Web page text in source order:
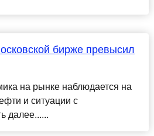
бирже превысил
на рынке наблюдается на
и ситуации с
далее......